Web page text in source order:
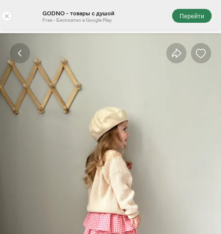
× GODNO - товары с душой
Free - Бесплатно в Google Play
Перейти